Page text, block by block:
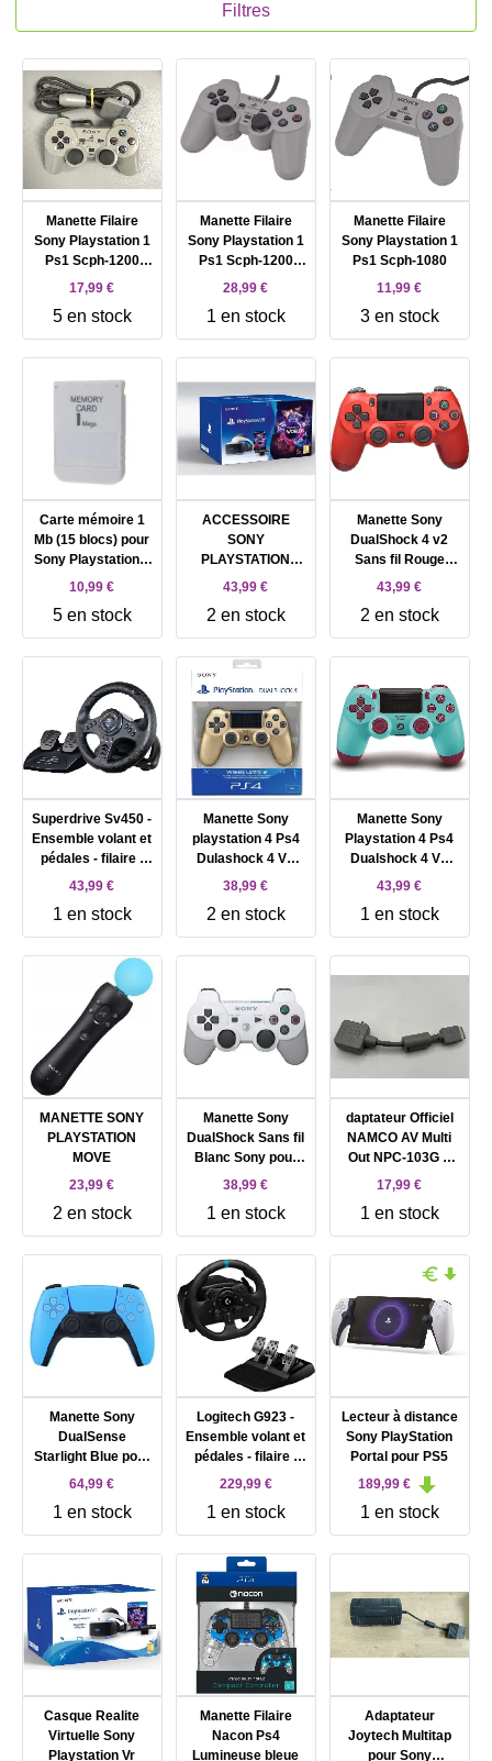
Filtres
Manette Filaire
Sony Playstation 1
Ps1 Scph-1200
Analogique
17,99 €
5 en stock
Manette Filaire
Sony Playstation 1
Ps1 Scph-1200
Analogique
28,99 €
1 en stock
Manette Filaire
Sony Playstation 1
Ps1 Scph-1080
11,99 €
3 en stock
Carte mémoire 1
Mb (15 blocs) pour
Sony Playstation 1
(PSX), PSOne,
10,99 €
5 en stock
ACCESSOIRE
SONY
PLAYSTATION
CAMERA 2 VR
43,99 €
2 en stock
Manette Sony
DualShock 4 v2
Sans fil Rouge
Sony pour Sony
PlayStation 4 Pro
43,99 €
2 en stock
Superdrive Sv450 -
Ensemble volant et
pédales - filaire -
pour PC, Microsoft
PlayStation 4,
Nintendo Switch,
Microsoft Xbox
Series S, Microsoft
Xbox Series X
43,99 €
1 en stock
Manette Sony
playstation 4 Ps4
Dulashock 4 V2
Gold
38,99 €
2 en stock
Manette Sony
Playstation 4 Ps4
Dualshock 4 V2
Berry Blue
43,99 €
1 en stock
MANETTE SONY
PLAYSTATION
MOVE
23,99 €
2 en stock
Manette Sony
DualShock Sans fil
Blanc Sony pour
Sony PlayStation 3
38,99 €
1 en stock
daptateur Officiel
NAMCO AV Multi
Out NPC-103G –
Compatible
PlayStation 1 (PS1)
17,99 €
1 en stock
Manette Sony
DualSense
Starlight Blue pour
Sony PlayStation 5
64,99 €
1 en stock
Logitech G923 -
Ensemble volant et
pédales - filaire -
pour PC, Sony
229,99 €
1 en stock
Lecteur à distance
Sony PlayStation
Portal pour PS5
189,99 €
1 en stock
Casque Realite
Virtuelle Sony
Playstation Vr
Manette Filaire
Nacon Ps4
Lumineuse bleue
Adaptateur
Joytech Multitap
pour Sony